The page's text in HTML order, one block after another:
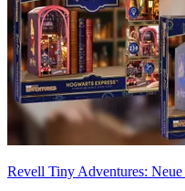
Revell Tiny Adventures: